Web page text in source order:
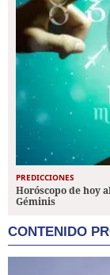
PREDICCIONES
Horóscopo de hoy
Géminis
CONTENIDO